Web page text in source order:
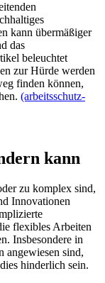
kann übermäßiger
das
beleuchtet
zur Hürde werden
finden können,
(arbeitsschutz-
kann
zu komplex sind,
Innovationen
flexibles Arbeiten
Insbesondere in
angewiesen sind,
hinderlich sein.